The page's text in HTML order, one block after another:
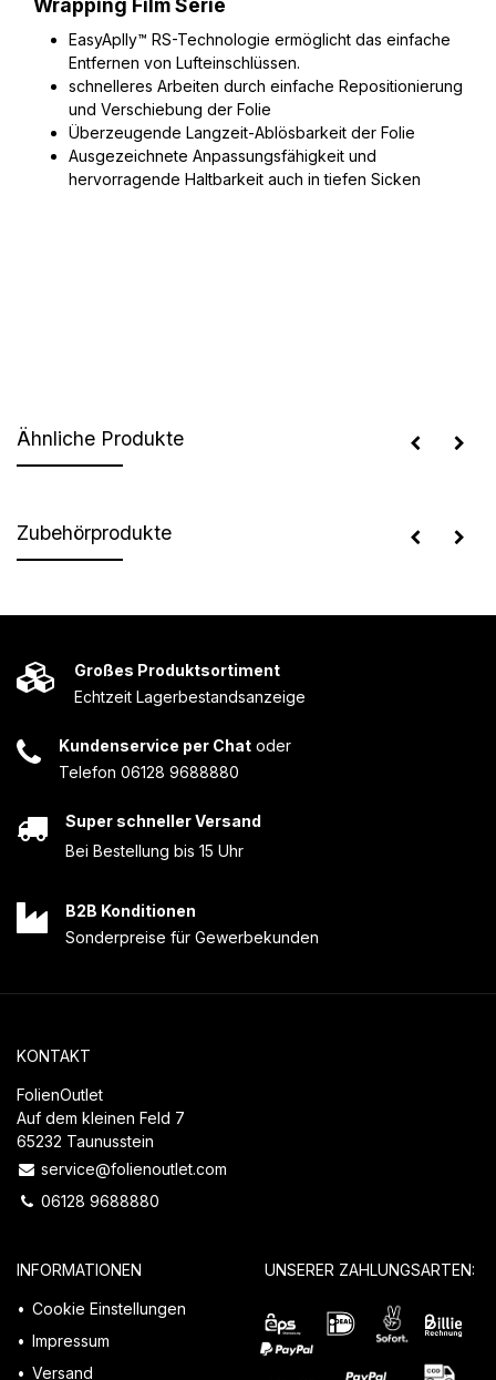
Wrapping Film Serie
EasyAplly™ RS-Technologie ermöglicht das einfache
Entfernen von Lufteinschlüssen.
schnelleres Arbeiten durch einfache Repositionierung
und Verschiebung der Folie
Überzeugende Langzeit-Ablösbarkeit der Folie
Ausgezeichnete Anpassungsfähigkeit und
hervorragende Haltbarkeit auch in tiefen Sicken
Ähnliche Produkte
Zubehörprodukte
Großes Produktsortiment
Echtzeit Lagerbestandsanzeige
Kundenservice per Chat oder
Telefon 06128 9688880
Super schneller Versand
Bei Bestellung bis 15 Uhr
B2B Konditionen
Sonderpreise für Gewerbekunden
KONTAKT
FolienOutlet
Auf dem kleinen Feld 7
65232 Taunusstein
service@folienoutlet.com
06128 9688880
INFORMATIONEN
Cookie Einstellungen
Impressum
Versand
UNSERER ZAHLUNGSARTEN: